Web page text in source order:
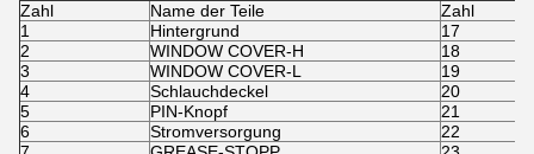
Zahl Name der Teile
Zahl
1
Hintergrund
17
2
WINDOW COVER-H
18
3
WINDOW COVER-L
19
4
Schlauchdeckel
20
5
PIN-Knopf
21
6
Stromversorgung
22